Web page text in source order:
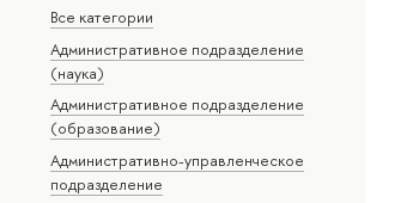
Все категории
Административное подразделение
(наука)
Административное подразделение
(образование)
Административно-управленческое
подразделение